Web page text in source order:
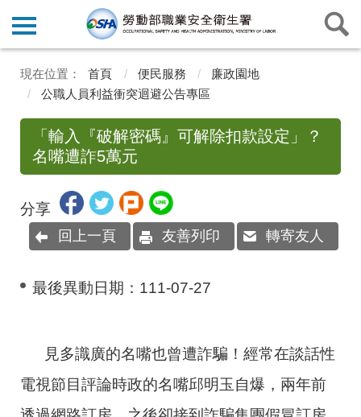
首頁 便民服務
廉政園地
公職人員利益衝突迴避公告專區
「輸入『破解密碼』可解除扣款設定」？
名嘴遭詐5萬元
分享
回上一頁 友善列印 轉寄友人
最後異動日期： 111-07-27
見多識廣的名嘴也曾遭詐騙！經常在談話性
電視節目評論時政的名嘴邱明玉自爆，兩年前